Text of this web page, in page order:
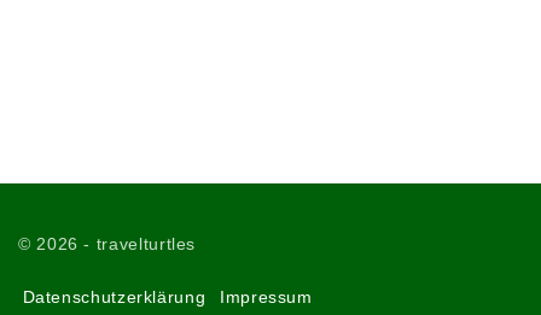
© 2026 - travelturtles
Datenschutzerklärung Impressum